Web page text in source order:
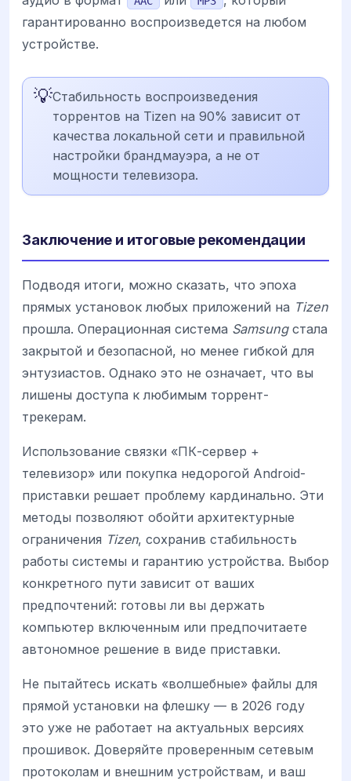
гарантированно воспроизведется на любом
устройстве.
💡Стабильность воспроизведения
торрентов на Tizen на 90% зависит от
качества локальной сети и правильной
настройки брандмауэра, а не от
мощности телевизора.
Заключение и итоговые рекомендации
Подводя итоги, можно сказать, что эпоха
прямых установок любых приложений на Tizen
прошла. Операционная система Samsungстала
закрытой и безопасной, но менее гибкой для
энтузиастов. Однако это не означает, что вы
лишены доступа к любимым торрент-
трекерам.
Использование связки «ПК-сервер +
телевизор» или покупка недорогой Android-
приставки решает проблему кардинально. Эти
методы позволяют обойти архитектурные
ограничения Tizen, сохранив стабильность
работы системы и гарантию устройства. Выбор
конкретного пути зависит от ваших
предпочтений: готовы ли вы держать
компьютер включенным или предпочитаете
автономное решение в виде приставки.
Не пытайтесь искать «волшебные» файлы для
прямой установки на флешку — в 2026 году
это уже не работает на актуальных версиях
прошивок. Доверяйте проверенным сетевым
протоколам и внешним устройствам, и ваш